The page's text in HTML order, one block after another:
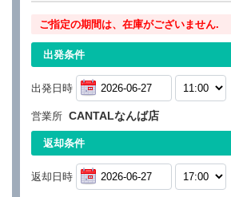
ご指定の期間は、在庫がございません.
出発条件
出発日時
営業所 CANTALなんば店
返却条件
返却日時